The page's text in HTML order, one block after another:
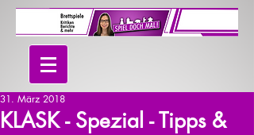
KLASK - Spezial - Tipps &
31. März 2018